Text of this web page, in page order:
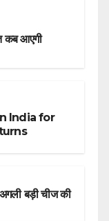
कब आएगी
India for
बड़ी चीज की